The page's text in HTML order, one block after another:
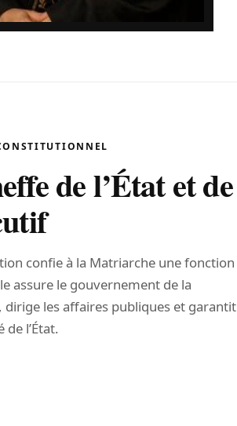
de l’État et de
confie à la Matriarche une fonction
assure le gouvernement de la
dirige les affaires publiques et garantit
l’État.